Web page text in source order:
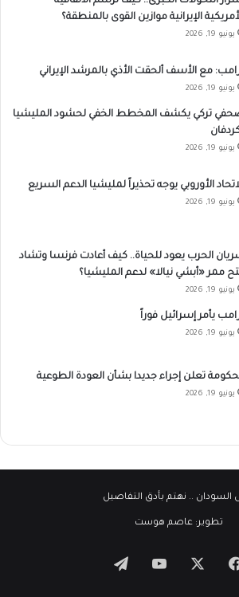
الإيرانية موازين القوى بالمنطقة؟
يونيو 19, 2026
مع الأسف ألحقت الأذي بالمرشد الإيراني
يونيو 19, 2026
تركي يكشف المخطط الخفي لحشود المليشيا
يونيو 19, 2026
الأوروبي يوجه تحذيراً لمليشيا الدعم السريع
يونيو 19, 2026
الحرب يعود للحياة.. كيف أعادت فرنسا وتشاد
ممر «أبشي نيالا» لدعم المليشيا؟
يونيو 19, 2026
يأمر إسرائيل فوراً
يونيو 19, 2026
تعلن إجراء جديدا بشأن العودة الطوعية
يونيو 19, 2026
السودان .. نهتم بأدق التفاصيل
تطوير:عاصم هوست
فيسبوك ‫YouTubeتيلقرام